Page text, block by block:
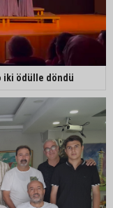
iki ödülle döndü